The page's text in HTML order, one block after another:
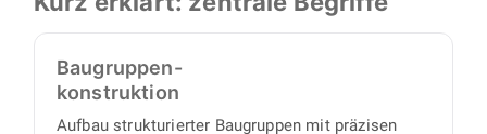
Blechkonstruktion sowie Stücklisten und
fertigungsreifen Unterlagen.
Baugruppen-
konstruktion
Aufbau strukturierter Baugruppen mit präzisen